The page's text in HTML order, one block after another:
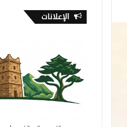
الإعلانات